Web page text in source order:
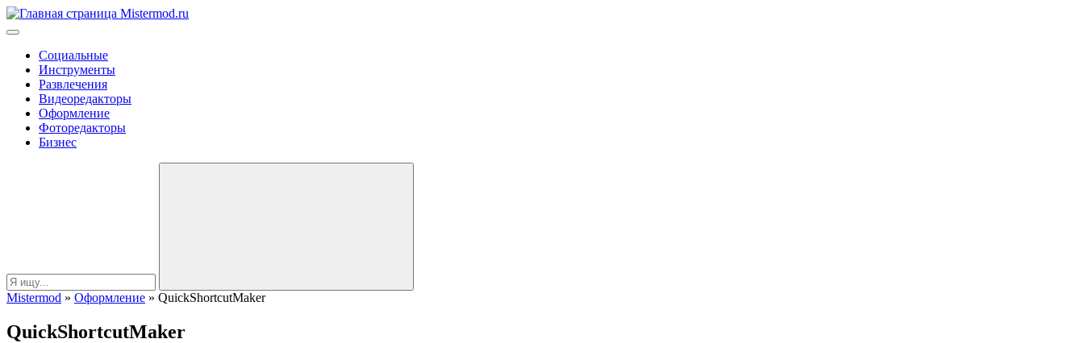
Социальные
Инструменты
Развлечения
Видеоредакторы
Оформление
Фоторедакторы
Бизнес
Mistermod » Оформление » QuickShortcutMaker
QuickShortcutMaker